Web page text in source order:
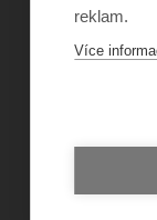
©
reklam.
Více